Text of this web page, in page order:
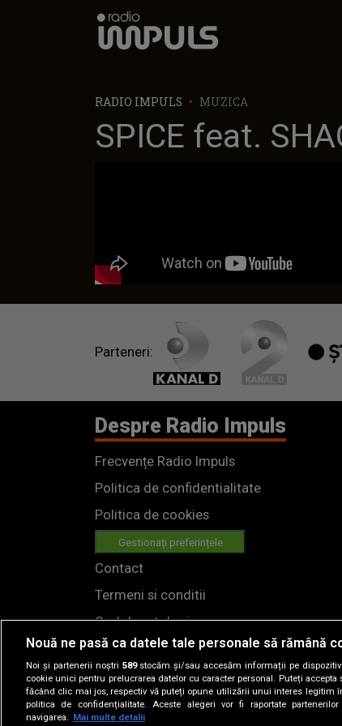
Radio Impuls
RADIO IMPULS MUZICA
SPICE feat.
Parteneri:
Despre Radio Impuls
Frecvențe Radio Impuls
Politica de confidentialitate
Politica de cookies
Gestionați preferințele
Contact
Termeni si conditii
Cod deontologic
Regulamente
Nouă ne pasă ca datele tale personale să rămână
Noi și partenerii noștri 589stocăm și/sau accesăm informații pe
cookie unici pentru prelucrarea datelor cu caracter personal. Puteți
făcând clic mai jos, respectiv vă puteți opune utilizării unui interes legitim
politica de confidențialitate. Aceste alegeri vor fi raportate
navigarea.
Mai multe detalii